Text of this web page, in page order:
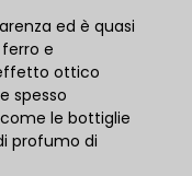
ed è quasi
e
ottico
spesso
le bottiglie
profumo di